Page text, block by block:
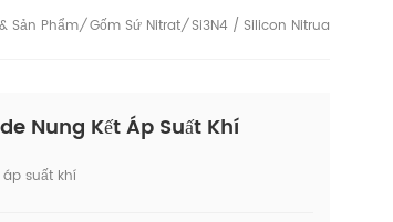
Sản Phẩm/ Gốm Sứ Nitrat/ Si3N4 / Silicon Nitrua
Nung Kết Áp Suất Khí
suất khí